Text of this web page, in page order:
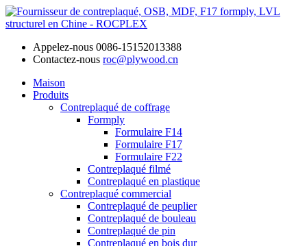
Appelez-nous 0086-15152013388
Contactez-nous roc@plywood.cn
Maison
Produits
Contreplaqué de coffrage
Formply
Formulaire F14
Formulaire F17
Formulaire F22
Contreplaqué filmé
Contreplaqué en plastique
Contreplaqué commercial
Contreplaqué de peuplier
Contreplaqué de bouleau
Contreplaqué de pin
Contreplaqué en bois dur